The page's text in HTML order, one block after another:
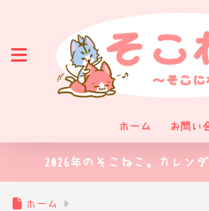
ホーム お問い
2026年のそこねこ。カレン
ホーム